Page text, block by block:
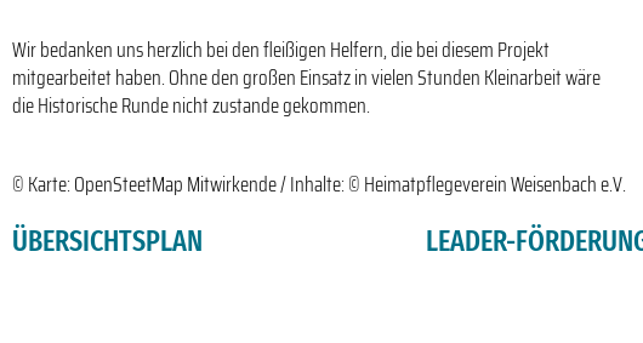
Wir bedanken uns herzlich bei den fleißigen Helfern, die bei diesem Projekt
mitgearbeitet haben. Ohne den großen Einsatz in vielen Stunden Kleinarbeit wäre
die Historische Runde nicht zustande gekommen.
© Karte: OpenSteetMap Mitwirkende / Inhalte: © Heimatpflegeverein Weisenbach e.V.
ÜBERSICHTSPLAN LEADER-